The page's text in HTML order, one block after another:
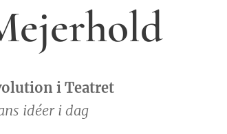
i Teatret
idéer i dag